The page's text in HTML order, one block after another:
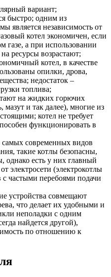
вариант;
быстро; одним из
является независимость от
котел экономичен, если
газе, а при использовании
ресурсы возрастают;
котел, в качестве
опилки, дрова,
недостаток –
топлива;
на жидких горючих
мазут и так далее), многие из
котел не требует
функционировать в
самых современных видов
такие котлы безопасны,
есть у них главный
электросети (электрокотлы
с частыми перебоями подачи
устройства совмещают
что делает их удобными и
неполадки с одним
найдется другой),
по отношению к